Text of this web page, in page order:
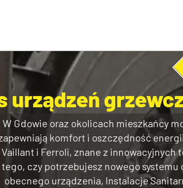
urządzeń
W Gdowie oraz okolicach mieszkańcy
komfort i oszczędność
Vaillant i Ferroli, znane z
tego, czy potrzebujesz nowego
obecnego urządzenia, Instalacje